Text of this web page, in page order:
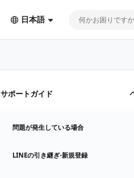
日本語
サポートガイド
問題が発生している場合
LINEの引き継ぎ⋅新規登録